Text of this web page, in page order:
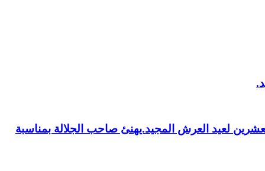
لعيد العرش المجيد.يهنئ صاحب الجلالة بمناسبة